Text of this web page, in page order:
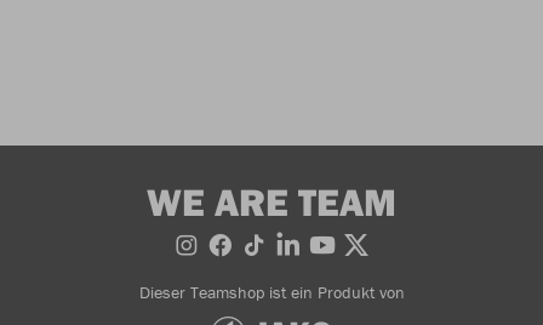
WE ARE TEAM
Dieser Teamshop ist ein Produkt von